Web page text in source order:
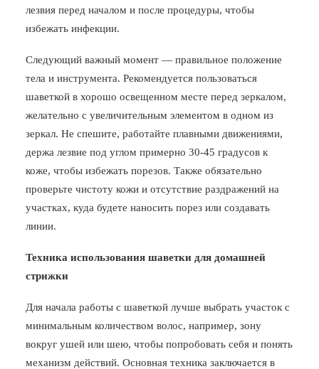
лезвия перед началом и после процедуры, чтобы
избежать инфекции.
Следующий важный момент — правильное положение
тела и инструмента. Рекомендуется пользоваться
шаветкой в хорошо освещенном месте перед зеркалом,
желательно с увеличительным элементом в одном из
зеркал. Не спешите, работайте плавными движениями,
держа лезвие под углом примерно 30-45 градусов к
коже, чтобы избежать порезов. Также обязательно
проверьте чистоту кожи и отсутствие раздражений на
участках, куда будете наносить порез или создавать
линии.
Техника использования шаветки для домашней
стрижки
Для начала работы с шаветкой лучше выбрать участок с
минимальным количеством волос, например, зону
вокруг ушей или шею, чтобы попробовать себя и понять
механизм действий. Основная техника заключается в